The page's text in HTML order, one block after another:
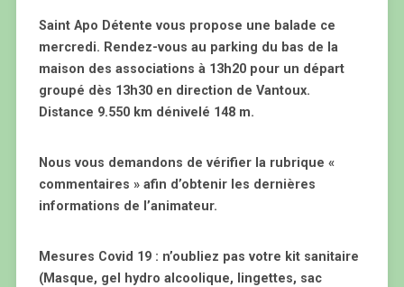
Saint Apo Détente vous propose une balade ce
mercredi. Rendez-vous au parking du bas de la
maison des associations à 13h20 pour un départ
groupé dès 13h30 en direction de Vantoux.
Distance 9.550 km dénivelé 148 m.
Nous vous demandons de vérifier la rubrique «
commentaires » afin d’obtenir les dernières
informations de l’animateur.
Mesures Covid 19 : n’oubliez pas votre kit sanitaire
(Masque, gel hydro alcoolique, lingettes, sac